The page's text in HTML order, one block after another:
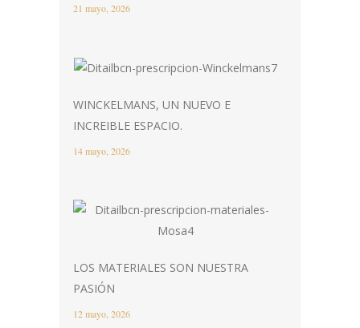
21 mayo, 2026
WINCKELMANS, UN NUEVO E
INCREIBLE ESPACIO.
14 mayo, 2026
LOS MATERIALES SON NUESTRA
PASIÓN
12 mayo, 2026